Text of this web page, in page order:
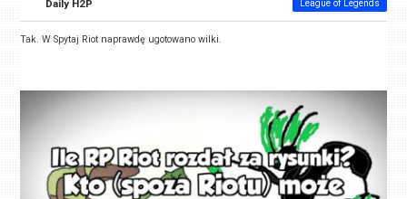
Daily H2P League of Legends
Tak. W Spytaj Riot naprawdę ugotowano wilki.